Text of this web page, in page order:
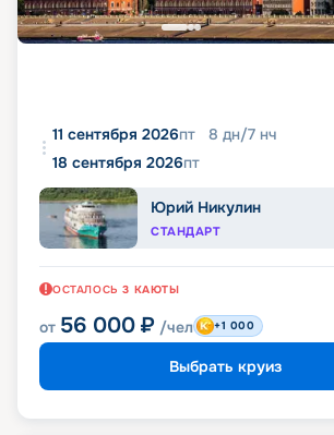
11 сентября 2026пт 8 дн/7 нч
18 сентября 2026пт
Юрий Никулин
СТАНДАРТ
ОСТАЛОСЬ 3 КАЮТЫ
от 56 000 ₽ /чел +1 000
Выбрать круиз